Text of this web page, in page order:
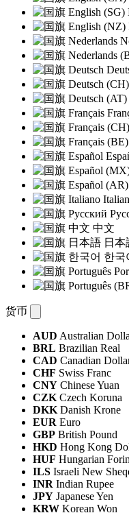
中文
日本
한국
货币
AUD Australian
BRL Brazilian Real
CAD Canadian
CHF Swiss Franc
CNY Chinese Yuan
CZK Czech Koruna
DKK Danish Krone
EUR Euro
GBP British Pound
HKD Hong Kong
HUF Hungarian Forin
ILS Israeli New
INR Indian Rupee
JPY Japanese Yen
KRW Korean Won